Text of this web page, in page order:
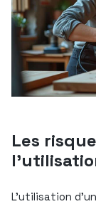
Les
L’utilisation